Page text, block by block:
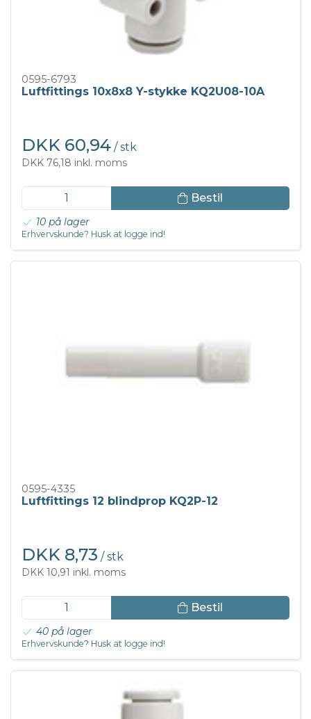
0595-6793
Luftfittings 10x8x8 Y-stykke KQ2U08-10A
DKK 60,94 / stk
DKK 76,18 inkl. moms
Bestil
10 på lager
Erhvervskunde? Husk at logge ind!
0595-4335
Luftfittings 12 blindprop KQ2P-12
DKK 8,73 / stk
DKK 10,91 inkl. moms
Bestil
40 på lager
Erhvervskunde? Husk at logge ind!